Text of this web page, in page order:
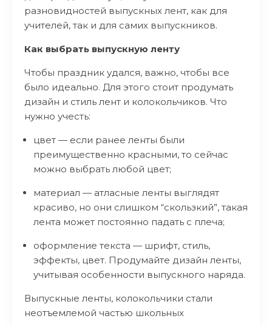
разновидностей выпускных лент, как для
учителей, так и для самих выпускников.
Как выбрать выпускную ленту
Чтобы праздник удался, важно, чтобы все
было идеально. Для этого стоит продумать
дизайн и стиль лент и колокольчиков. Что
нужно учесть:
цвет — если ранее ленты были
преимущественно красными, то сейчас
можно выбрать любой цвет;
материал — атласные ленты выглядят
красиво, но они слишком “скользкий”, такая
лента может постоянно падать с плеча;
оформление текста — шрифт, стиль,
эффекты, цвет. Продумайте дизайн ленты,
учитывая особенности выпускного наряда.
Выпускные ленты, колокольчики стали
неотъемлемой частью школьных